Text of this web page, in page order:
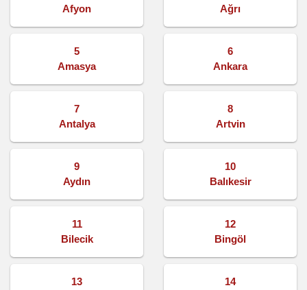
Afyon
Ağrı
5
Amasya
6
Ankara
7
Antalya
8
Artvin
9
Aydın
10
Balıkesir
11
Bilecik
12
Bingöl
13
14